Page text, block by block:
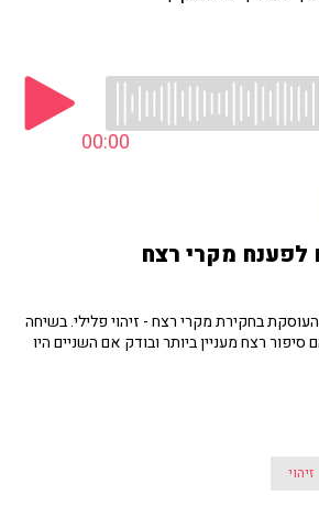
00:00
לפענח מקרי רצח
בחקירת מקרי רצח - זיהוי פלילי. בשיחה
סיפור רצח מעניין ביותר ובודק אם השניים היו
זיהוי